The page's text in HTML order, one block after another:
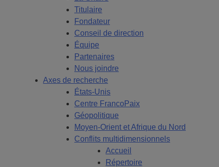
Titulaire
Fondateur
Conseil de direction
Équipe
Partenaires
Nous joindre
Axes de recherche
États-Unis
Centre FrancoPaix
Géopolitique
Moyen-Orient et Afrique du Nord
Conflits multidimensionnels
Accueil
Répertoire